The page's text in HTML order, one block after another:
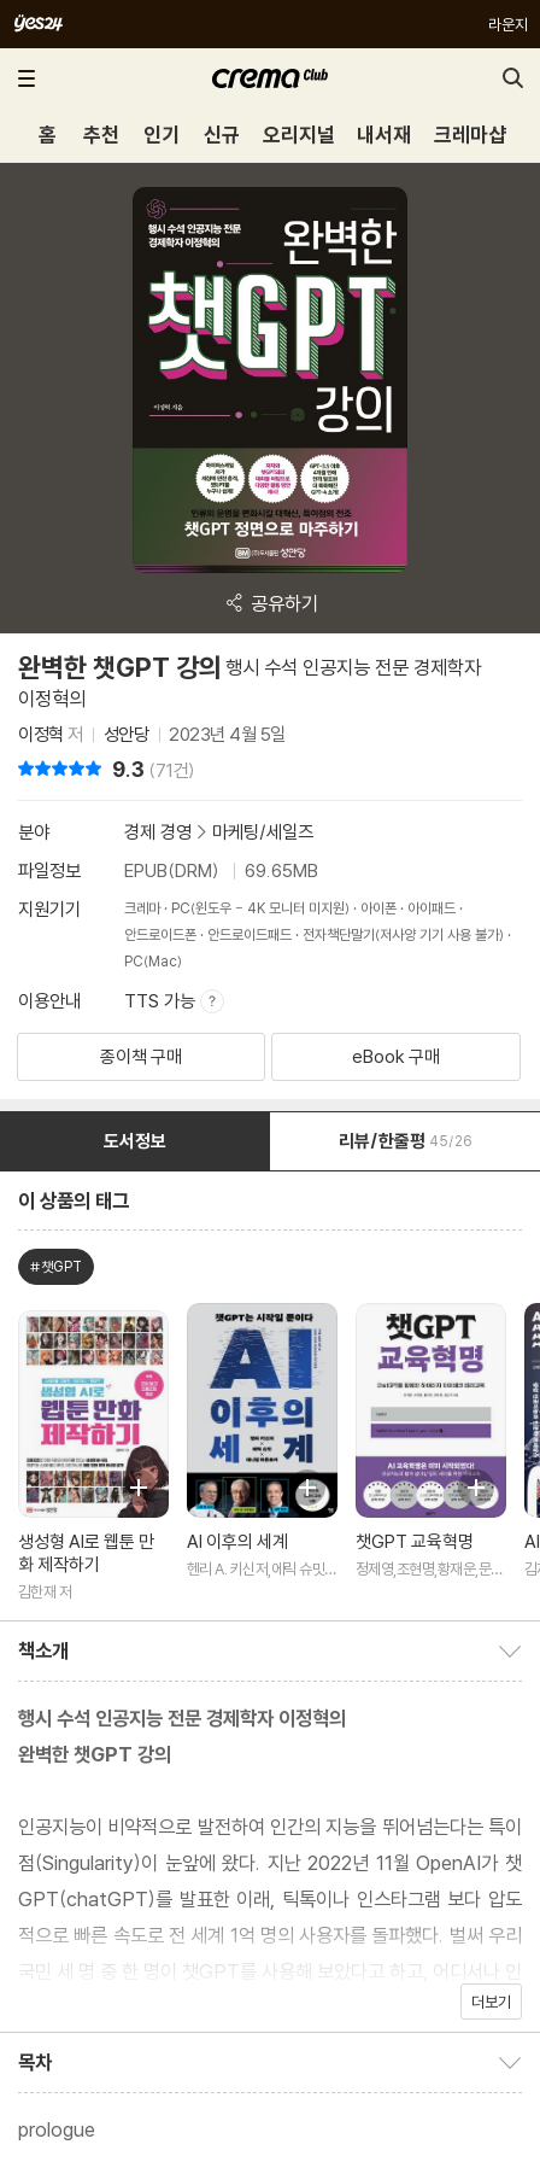
라운지
홈 추천 인기 신규 오리지널 내서재 크레마샵
공유하기
완벽한 챗GPT 강의 행시 수석 인공지능 전문 경제학자
이정혁의
이정혁 저 성안당 2023년 4월 5일
9.3 (71건)
분야 경제 경영 > 마케팅/세일즈
파일정보
EPUB(DRM)
69.65MB
지원기기
크레마 PC(윈도우 - 4K 모니터 미지원) 아이폰
아이패드
안드로이드폰
안드로이드패드
전자책단말기(저사양 기기 사용 불가)
PC(Mac)
이용안내 TTS 가능
종이책 구매 eBook 구매
도서정보 리뷰/한줄평 45/26
이 상품의 태그
#챗GPT
생성형 AI로 웹툰 만
화 제작하기
김한재 저
AI 이후의 세계
헨리 A. 키신저,에릭 슈밋,
챗GPT 교육혁명
정제영,조현명,황재운,문명
김
책소개
행시 수석 인공지능 전문 경제학자 이정혁의
완벽한 챗GPT 강의
인공지능이 비약적으로 발전하여 인간의 지능을 뛰어넘는다는 특이
점(Singularity)이 눈앞에 왔다. 지난 2022년 11월 OpenAI가 챗
GPT(chatGPT)를 발표한 이래, 틱톡이나 인스타그램 보다 압도
적으로 빠른 속도로 전 세계 1억 명의 사용자를 돌파했다. 벌써 우리
국민 세 명 중 한 명이 챗GPT를 사용해 보았다고 하고, 어디서나 인
공지능이 다른 모든 화두를 덮어버릴 정도로 뜨거운 관심을 받고 있
산성은 하늘과 땅 차이다.
더보기
목차
prologue